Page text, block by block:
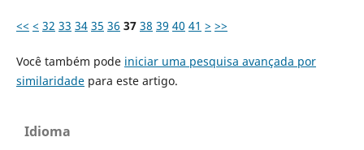
<< < 32 33 34 35 36 37 38 39 40 41 > >>
Você também pode iniciar uma pesquisa avançada por
similaridadepara este artigo.
Idioma